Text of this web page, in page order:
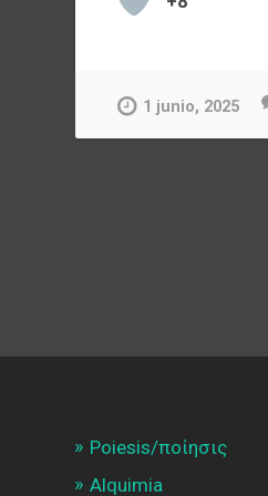
1 junio, 2025
Poiesis/ποίησις
Alquimia